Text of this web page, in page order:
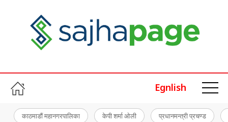
Egnlish
काठमाडौं महानगरपालिका केपी शर्मा ओली प्रधानमन्त्री प्रचण्ड